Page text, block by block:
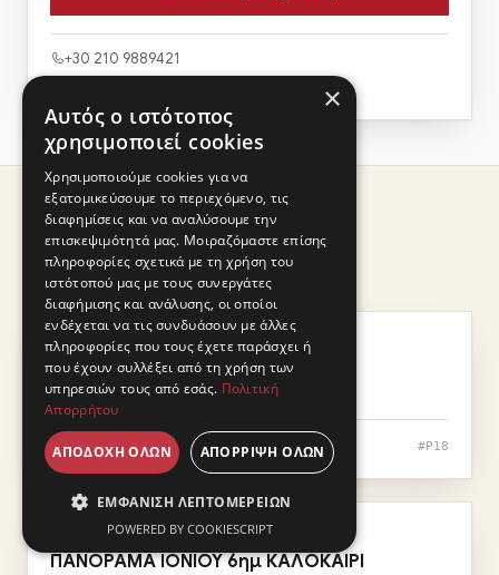
+30 210 9889421
Παρόμοιες εκδρομές
Επιλεγμένες βάσει προορισμού και περιόδου
Αυγ · Σεπ
Αναχωρήσεις:
31/08 & 14/09 ΑΕΡΟΠΟΡΙΚΩΣ
ΔΩΔΕΚΑΝΗΣΑ
ΡΟΔΟΣ 5ημ ΚΑΛΟΚΑΙΡΙ
ΑΠΟ 635 € #P18
Αυγ · Σεπ
Αναχωρήσεις:
25/08 & 08/09 ΟΔΙΚΩΣ
ΕΛΛΑΔΑ
ΠΑΝΟΡΑΜΑ ΙΟΝΙΟΥ 6ημ ΚΑΛΟΚΑΙΡΙ
×
Αυτός ο ιστότοπος
χρησιμοποιεί cookies
Χρησιμοποιούμε cookies για να
εξατομικεύσουμε το περιεχόμενο, τις
διαφημίσεις και να αναλύσουμε την
επισκεψιμότητά μας. Μοιραζόμαστε επίσης
πληροφορίες σχετικά με τη χρήση του
ιστότοπού μας με τους συνεργάτες
διαφήμισης και ανάλυσης, οι οποίοι
ενδέχεται να τις συνδυάσουν με άλλες
πληροφορίες που τους έχετε παράσχει ή
που έχουν συλλέξει από τη χρήση των
υπηρεσιών τους από εσάς. Πολιτική
Απορρήτου
ΑΠΟΔΟΧΉ ΌΛΩΝ ΑΠΌΡΡΙΨΗ ΌΛΩΝ
ΕΜΦΆΝΙΣΗ ΛΕΠΤΟΜΕΡΕΙΏΝ
POWERED BY COOKIESCRIPT